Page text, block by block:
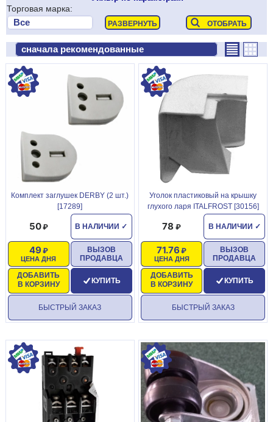
Торговая марка:
Комплект заглушек DERBY (2 шт.)
[17289]
В НАЛИЧИИ ✓
50
ЦЕНА ДНЯ
49
ДОБАВИТЬ
В КОРЗИНУ
ВЫЗОВ
ПРОДАВЦА
КУПИТЬ
БЫСТРЫЙ ЗАКАЗ
Уголок пластиковый на крышку
глухого ларя ITALFROST [30156]
В НАЛИЧИИ ✓
78
ЦЕНА ДНЯ
71.76
ДОБАВИТЬ
В КОРЗИНУ
ВЫЗОВ
ПРОДАВЦА
КУПИТЬ
БЫСТРЫЙ ЗАКАЗ